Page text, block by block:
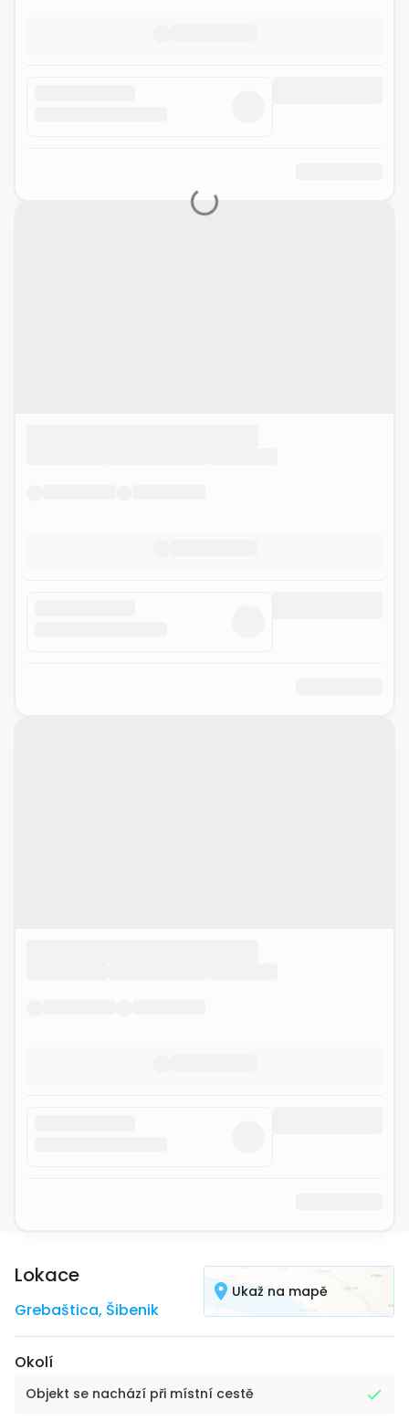
Lokace
Grebaštica, Šibenik
Ukaž na mapě
Okolí
Objekt se nachází při místní cestě